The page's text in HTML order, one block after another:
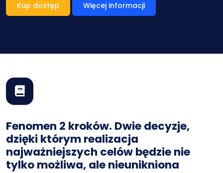
Kup dostęp Więcej informacji
Fenomen 2 kroków. Dwie decyzje,
dzięki którym realizacja
najważniejszych celów będzie nie
tylko możliwa, ale nieunikniona